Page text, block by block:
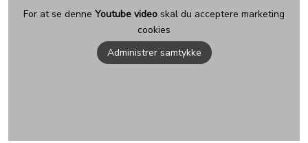
For at se denne Youtube video skal du acceptere marketing
cookies
Administrer samtykke